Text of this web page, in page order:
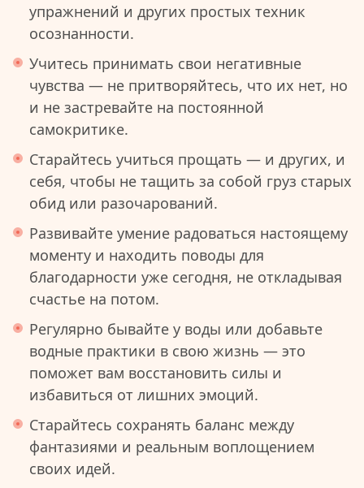
упражнений и других простых техник
осознанности.
Учитесь принимать свои негативные
чувства — не притворяйтесь, что их нет, но
и не застревайте на постоянной
самокритике.
Старайтесь учиться прощать — и других, и
себя, чтобы не тащить за собой груз старых
обид или разочарований.
Развивайте умение радоваться настоящему
моменту и находить поводы для
благодарности уже сегодня, не откладывая
счастье на потом.
Регулярно бывайте у воды или добавьте
водные практики в свою жизнь — это
поможет вам восстановить силы и
избавиться от лишних эмоций.
Старайтесь сохранять баланс между
фантазиями и реальным воплощением
своих идей.